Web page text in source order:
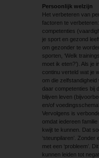
Persoonlijk welzijn
Het verbeteren van
factoren te
competenties
je sport en gezond
om gezonder te
sporten, ‘Welk
moet ik eten?’). Als je
continu verteld wat je
om die
daar competenties bij
blijven leven
en/of
Vervolgens is
omdat iedereen
kwijt te kunnen. Dat
‘steunpilaren’.
met een ‘probleem’.
kunnen leiden tot